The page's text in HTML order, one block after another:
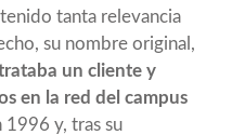
tenido tanta relevancia
su nombre original,
un cliente y
en la red del campus
1996 y, tras su